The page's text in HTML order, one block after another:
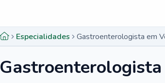
Especialidades Gastroenterologista em